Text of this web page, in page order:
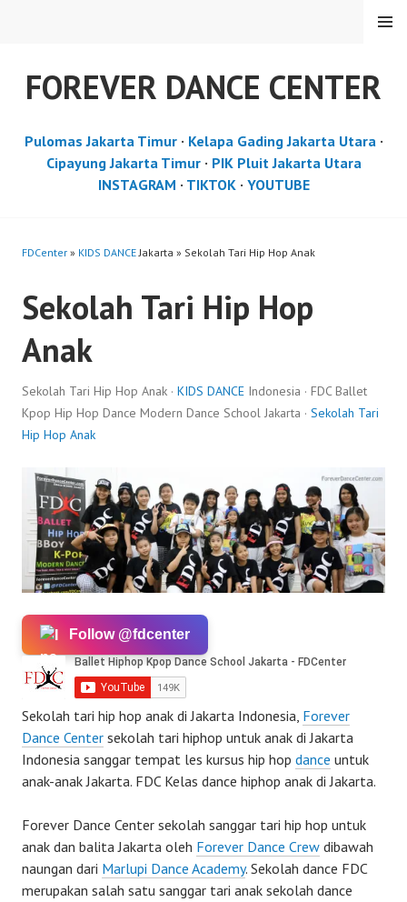
FOREVER DANCE CENTER
MENU
Pulomas Jakarta Timur· Kelapa Gading Jakarta Utara·
Cipayung Jakarta Timur· PIK Pluit Jakarta Utara
INSTAGRAM · TIKTOK· YOUTUBE
FDCenter » KIDS DANCEJakarta » Sekolah Tari Hip Hop Anak
Sekolah Tari Hip Hop
Anak
Sekolah Tari Hip Hop Anak · KIDS DANCE Indonesia · FDC Ballet
Kpop Hip Hop Dance Modern Dance School Jakarta · Sekolah Tari
Hip Hop Anak
Follow @fdcenter
Sekolah tari hip hop anak di Jakarta Indonesia, Forever
Dance Center sekolah tari hiphop untuk anak di Jakarta
Indonesia sanggar tempat les kursus hip hop dance untuk
anak-anak Jakarta. FDC Kelas dance hiphop anak di Jakarta.
Forever Dance Center sekolah sanggar tari hip hop untuk
anak dan balita Jakarta oleh Forever Dance Crew dibawah
naungan dari Marlupi Dance Academy. Sekolah dance FDC
merupakan salah satu sanggar tari anak sekolah dance